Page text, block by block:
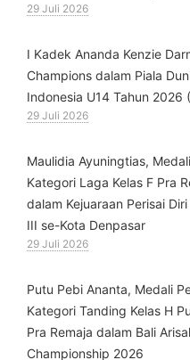
29 Juli 2026
⁠I Kadek Ananda Kenzie
Champions dalam Piala
Indonesia U14 Tahun 2026
29 Juli 2026
⁠Maulidia Ayuningtias,
Kategori Laga Kelas F Pra
dalam Kejuaraan Perisai
III se-Kota Denpasar
29 Juli 2026
Putu Pebi Ananta, Medali
Kategori Tanding Kelas H
Pra Remaja dalam Bali
Championship 2026